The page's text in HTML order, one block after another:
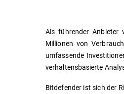
Als führender Anbieter
Millionen von
umfassende
verhaltensbasierte
Bitdefender ist sich der